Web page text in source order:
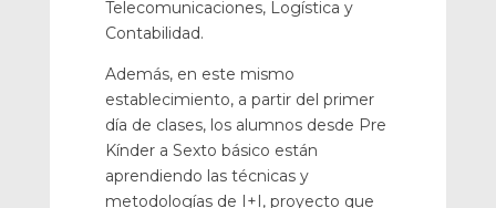
Telecomunicaciones, Logística y
Contabilidad.
Además, en este mismo
establecimiento, a partir del primer
día de clases, los alumnos desde Pre
Kínder a Sexto básico están
aprendiendo las técnicas y
metodologías de I+I, proyecto que